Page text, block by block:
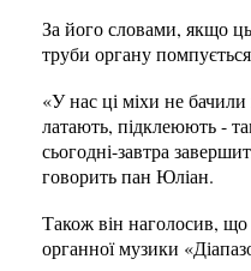
За його словами, якщо
труби органу
«У нас ці міхи не
латають, підклеюють -
сьогодні-завтра
говорить пан Юліан.
Також він наголосив, що
органної музики